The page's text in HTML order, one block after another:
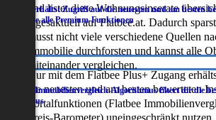
und listet diese Wohnungsinserate
tagesaktuell auf Flatbee.at. Dadurch
musst nicht viele verschiedene Quellen
Immobilie durchforsten und kannst alle
miteinander vergleichen.
Du erhältst Zugriff auf die neuesten und am besten
sowie alle Premium-Funktionen
Nur mit dem Flatbee Plus+ Zugang
die neuesten und am besten bewerteten
Portalfunktionen (Flatbee
Der Immobilienvergleich-Algorithmus filtert dir die
heraus